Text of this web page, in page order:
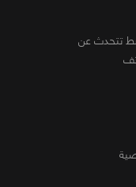
تتحدث عن